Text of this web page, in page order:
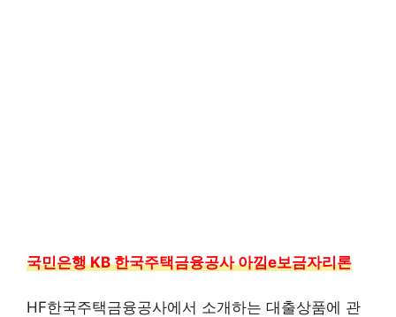
국민은행 KB 한국주택금융공사 아낌e보금자리론
HF한국주택금융공사에서 소개하는 대출상품에 관